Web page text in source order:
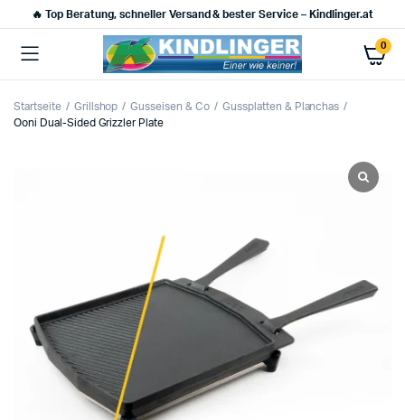
🔥 Top Beratung, schneller Versand & bester Service – Kindlinger.at
0
Startseite Grillshop Gusseisen & Co
Gussplatten & Planchas
Ooni Dual-Sided Grizzler Plate